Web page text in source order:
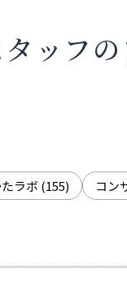
ッフ
ラボ (155) コン